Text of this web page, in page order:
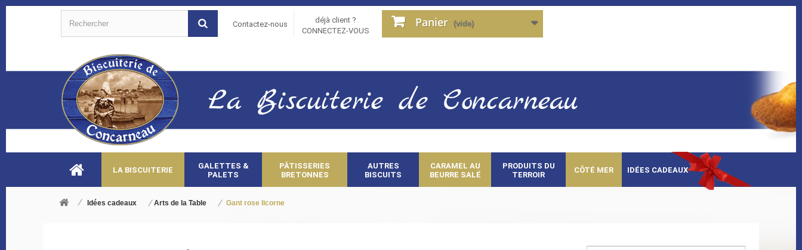
Contactez-nous
déjà client ?
CONNECTEZ-VOUS
Panier (vide)
LA BISCUITERIE
GALETTES &
PALETS
PÂTISSERIES
BRETONNES
AUTRES
BISCUITS
CARAMEL AU
BEURRE SALÉ
PRODUITS DU
TERROIR
CÔTÉ MER IDÉES CADEAUX
Idées cadeaux Arts de la Table Gant rose licorne